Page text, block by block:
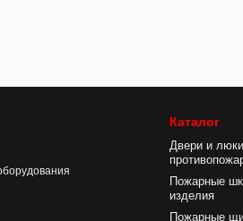
Каталог
Двери и люки
Пожарные
изделия
Пожарные